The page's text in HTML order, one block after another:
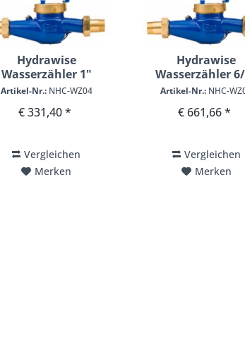
Hydrawise
Wasserzähler 1"
Artikel-Nr.:NHC-WZ04
€ 331,40 *
Vergleichen
Merken
Hydrawise
Wasserzähler
Artikel-Nr.: NHC-
€ 661,66 *
Vergleichen
Merken